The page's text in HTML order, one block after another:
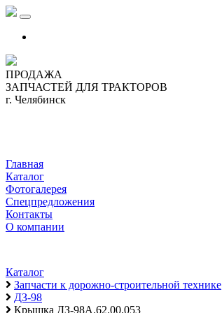
ПРОДАЖА
ЗАПЧАСТЕЙ ДЛЯ ТРАКТОРОВ
г. Челябинск
Главная
Каталог
Фотогалерея
Спецпредложения
Контакты
О компании
Каталог
Запчасти к дорожно-строительной технике
ДЗ-98
Крышка ДЗ-98А.62.00.053